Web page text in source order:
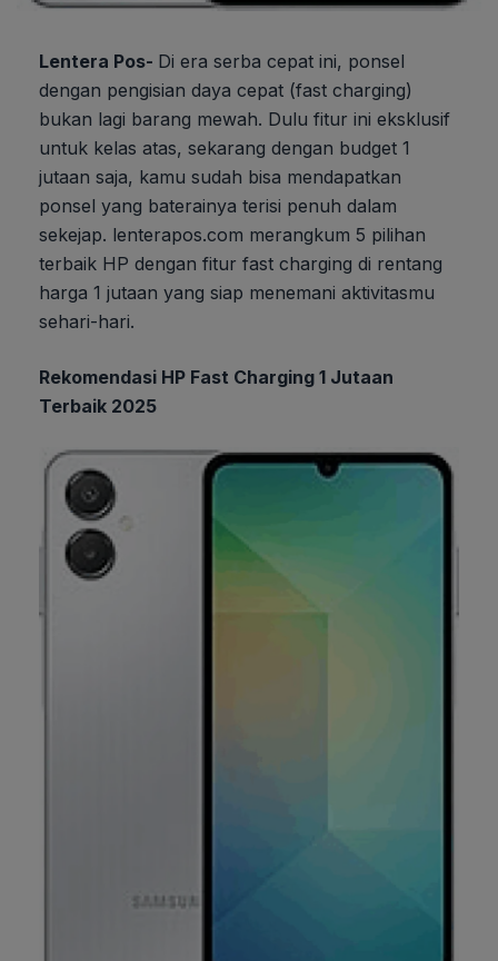
Lentera Pos- Di era serba cepat ini, ponsel
dengan pengisian daya cepat (fast charging)
bukan lagi barang mewah. Dulu fitur ini eksklusif
untuk kelas atas, sekarang dengan budget 1
jutaan saja, kamu sudah bisa mendapatkan
ponsel yang baterainya terisi penuh dalam
sekejap. lenterapos.com merangkum 5 pilihan
terbaik HP dengan fitur fast charging di rentang
harga 1 jutaan yang siap menemani aktivitasmu
sehari-hari.
Rekomendasi HP Fast Charging 1 Jutaan
Terbaik 2025